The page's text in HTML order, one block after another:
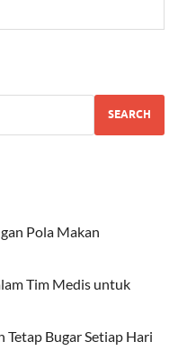
SEARCH
Pola Makan
Tim Medis untuk
Tetap Bugar Setiap Hari